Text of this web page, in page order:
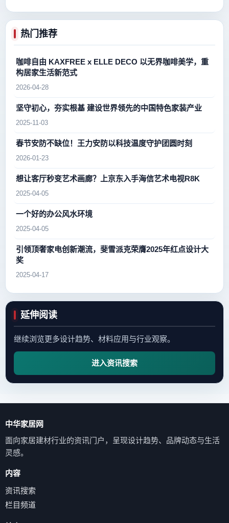
热门推荐
咖啡自由 KAXFREE x ELLE DECO 以无界咖啡美学，重
构居家生活新范式
2026-04-28
坚守初心，夯实根基 建设世界领先的中国特色家装产业
2025-11-03
春节安防不缺位！王力安防以科技温度守护团圆时刻
2026-01-23
想让客厅秒变艺术画廊？上京东入手海信艺术电视R8K
2025-04-05
一个好的办公风水环境
2025-04-05
引领顶奢家电创新潮流，斐雪派克荣膺2025年红点设计大
奖
2025-04-17
延伸阅读
继续浏览更多设计趋势、材料应用与行业观察。
进入资讯搜索
中华家居网
面向家居建材行业的资讯门户，呈现设计趋势、品牌动态与生活
灵感。
内容
资讯搜索
栏目频道